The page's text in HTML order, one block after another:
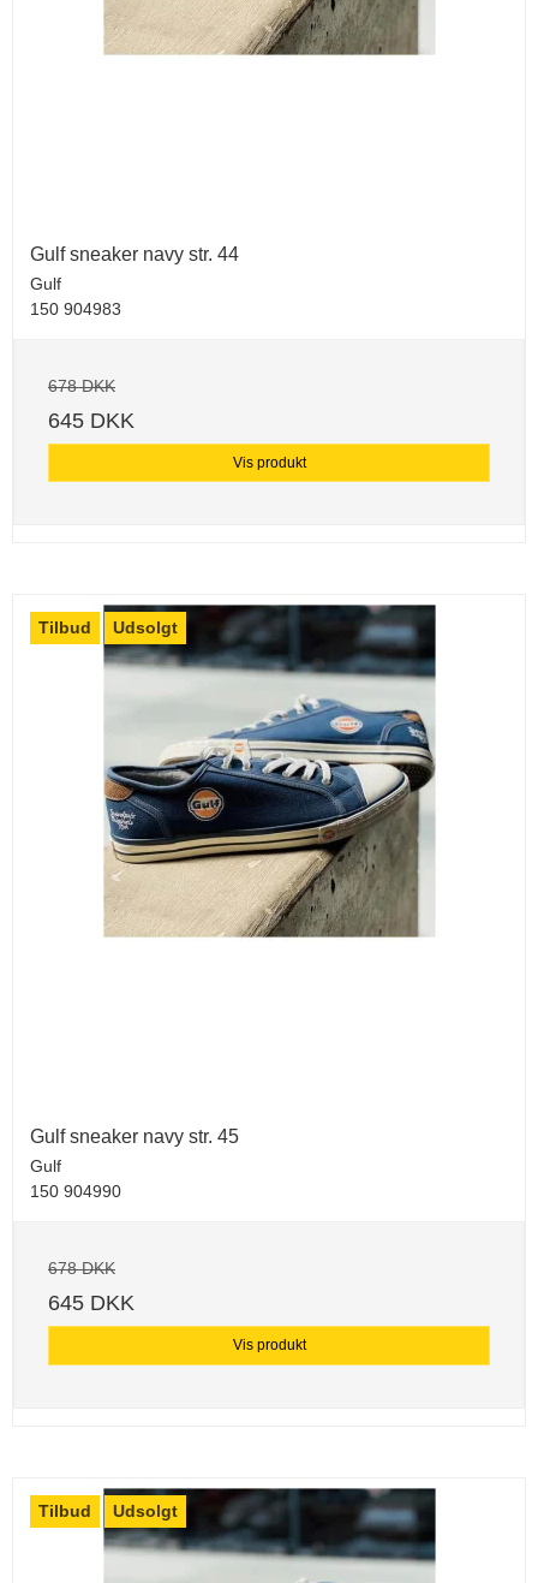
Gulf sneaker navy str. 44
Gulf
150 904983
678 DKK
645 DKK
Vis produkt
Tilbud Udsolgt
Gulf sneaker navy str. 45
Gulf
150 904990
678 DKK
645 DKK
Vis produkt
Tilbud Udsolgt